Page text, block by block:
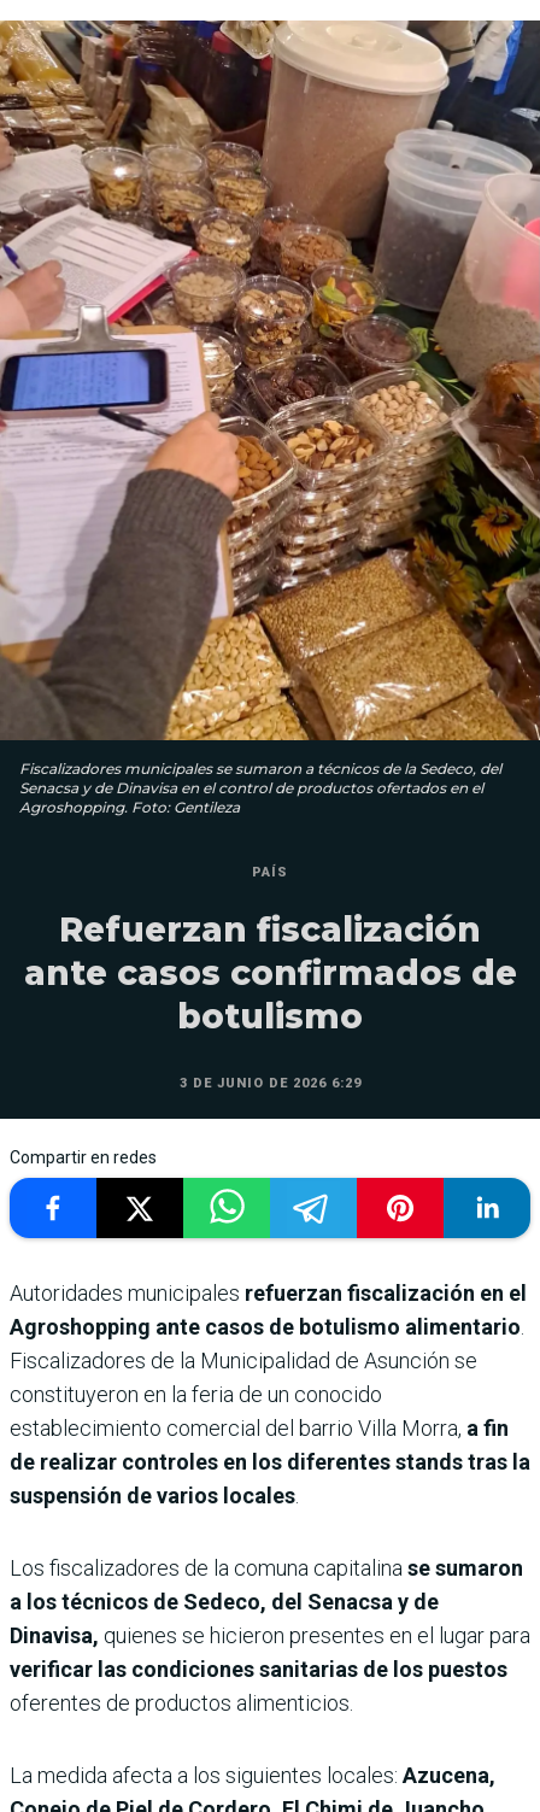
Fiscalizadores municipales se sumaron a técnicos de la Sedeco, del
Senacsa y de Dinavisa en el control de productos ofertados en el
Agroshopping. Foto: Gentileza
PAÍS
Refuerzan fiscalización
ante casos confirmados de
botulismo
3 DE JUNIO DE 2026 6:29
Compartir en redes
Autoridades municipales refuerzan fiscalización en el
Agroshopping ante casos de botulismo alimentario
Fiscalizadores de la Municipalidad de Asunción se
constituyeron en la feria de un conocido
establecimiento comercial del barrio Villa Morra, a fin
de realizar controles en los diferentes stands tras la
suspensión de varios locales
Los fiscalizadores de la comuna capitalina se sumaron
a los técnicos de Sedeco, del Senacsa y de
Dinavisa, quienes se hicieron presentes en el lugar para
verificar las condiciones sanitarias de los puestos
oferentes de productos alimenticios.
La medida afecta a los siguientes locales: Azucena,